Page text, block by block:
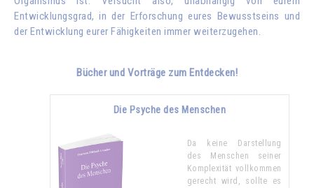
Entwicklungsgrad, in der Erforschung eures Bewusstseins und
der Entwicklung eurer Fähigkeiten immer weiterzugehen.
Bücher und Vorträge zum Entdecken!
Die Psyche des Menschen
Da keine Darstellung
des Menschen seiner
Komplexität vollkommen
gerecht wird, sollte es